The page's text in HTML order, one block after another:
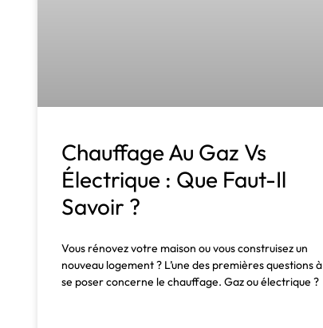
Chauffage Au Gaz Vs
Électrique : Que Faut-Il
Savoir ?
Vous rénovez votre maison ou vous construisez un
nouveau logement ? L’une des premières questions à
se poser concerne le chauffage. Gaz ou électrique ?